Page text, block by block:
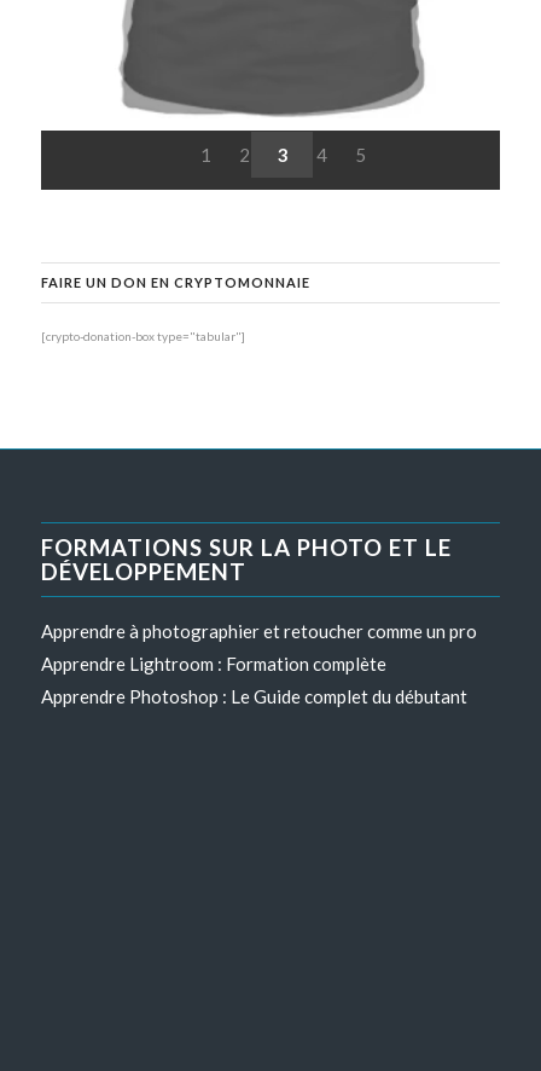
1 2 3 4 5
FAIRE UN DON EN CRYPTOMONNAIE
[crypto-donation-box type="tabular"]
FORMATIONS SUR LA PHOTO ET LE
DÉVELOPPEMENT
Apprendre à photographier et retoucher comme un pro
Apprendre Lightroom : Formation complète
Apprendre Photoshop : Le Guide complet du débutant